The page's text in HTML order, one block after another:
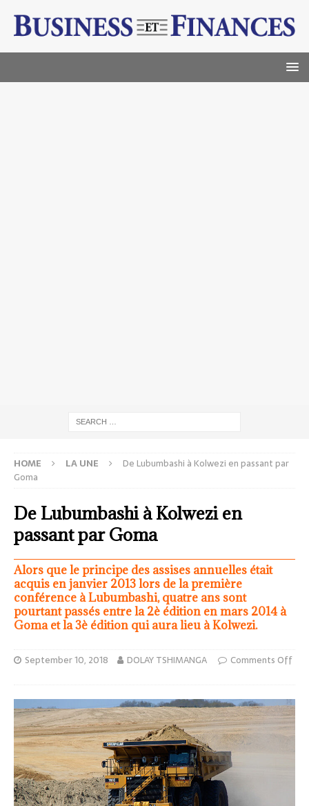
HOME LA UNE
De Lubumbashi à Kolwezi en passant par
Goma
De Lubumbashi à Kolwezi en
passant par Goma
Alors que le principe des assises annuelles était
acquis en janvier 2013 lors de la première
conférence à Lubumbashi, quatre ans sont
pourtant passés entre la 2è édition en mars 2014 à
Goma et la 3è édition qui aura lieu à Kolwezi.
September 10, 2018 DOLAY TSHIMANGA Comments Off